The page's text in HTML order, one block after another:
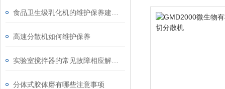
高速分散机如何维护保养
分体式胶体磨有哪些注意事项